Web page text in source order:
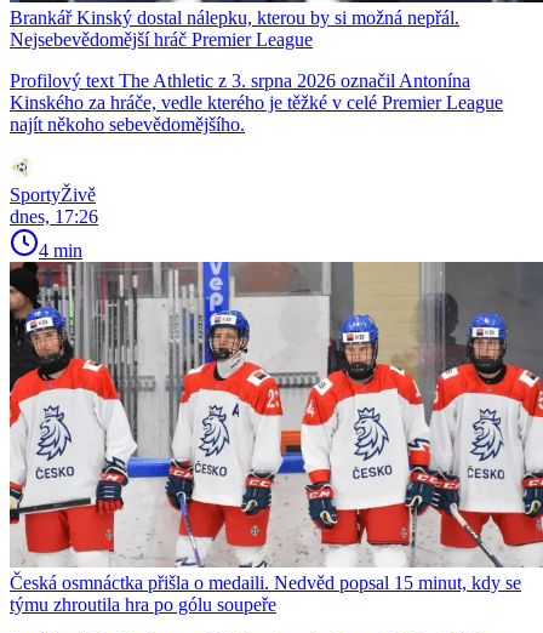
Brankář Kinský dostal nálepku, kterou by si možná nepřál.
Nejsebevědomější hráč Premier League
Profilový text The Athletic z 3. srpna 2026 označil Antonína
Kinského za hráče, vedle kterého je těžké v celé Premier League
najít někoho sebevědomějšího.
SportyŽivě
dnes, 17:26
4 min
Česká osmnáctka přišla o medaili. Nedvěd popsal 15 minut, kdy se
týmu zhroutila hra po gólu soupeře